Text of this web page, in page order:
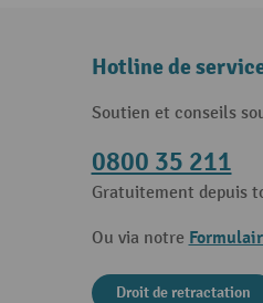
Hotline de
Soutien et conseils
0800 35 211
Gratuitement depuis
Ou via notre
Droit de retractation